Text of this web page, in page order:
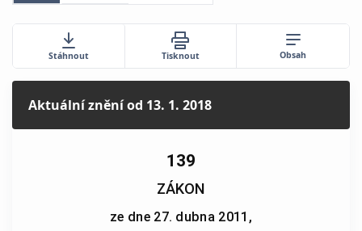
Stáhnout Tisknout Obsah
Aktuální zněníod 13. 1. 2018
139
ZÁKON
ze dne 27. dubna 2011,